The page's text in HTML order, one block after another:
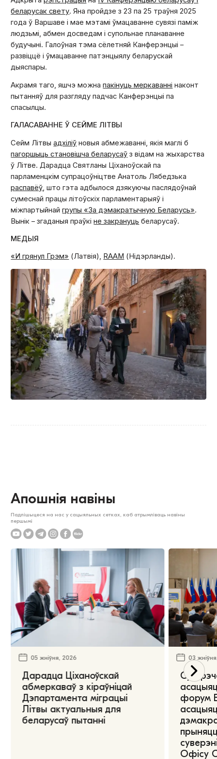
беларусак свету. Яна пройдзе з 23 па 25 траўня 2025
года ў Варшаве і мае мэтамі ўмацаванне сувязі паміж
людзьмі, абмен досведам і супольнае планаванне
будучыні. Галоўная тэма сёлетняй Канферэнцыі –
развіццё і ўмацаванне патэнцыялу беларускай
дыяспары.
Акрамя таго, яшчэ можнапакінуць меркаванні наконт
пытанняў для разгляду падчас Канферэнцыі па
спасылцы.
ГАЛАСАВАННЕ Ў СЕЙМЕ ЛІТВЫ
Сейм Літвыадхіліў новыя абмежаванні, якія маглі б
пагоршыць становішча беларусаў з відам на жыхарства
ў Літве. Дарадца Святланы Ціханоўскай па
парламенцкім супрацоўніцтве Анатоль Лябедзька
распавёў , што гэта адбылося дзякуючы паслядоўнай
сумеснай працы літоўскіх парламентарыяў і
міжпартыйнайгрупы «За дэмакратычную Беларусь».
Вынік – згаданыя праўкіне закрануць беларусаў.
МЕДЫЯ
«И грянул Грэм» (Латвія), RAAM (Нідэрланды).
Апошнія навіны
Падпішыцеся на нас у сацыяльных сетках, каб атрымліваць навіны
першымі
05 жніўня, 2026
Дарадца Ціханоўскай
абмеркаваў з кіраўніцай
Дэпартамента міграцыі
Літвы актуальныя для
беларусаў пытанні
03
форум
Офісу